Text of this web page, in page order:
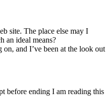
site. The place else may I
an ideal means?
and I’ve been at the look
before ending I am reading